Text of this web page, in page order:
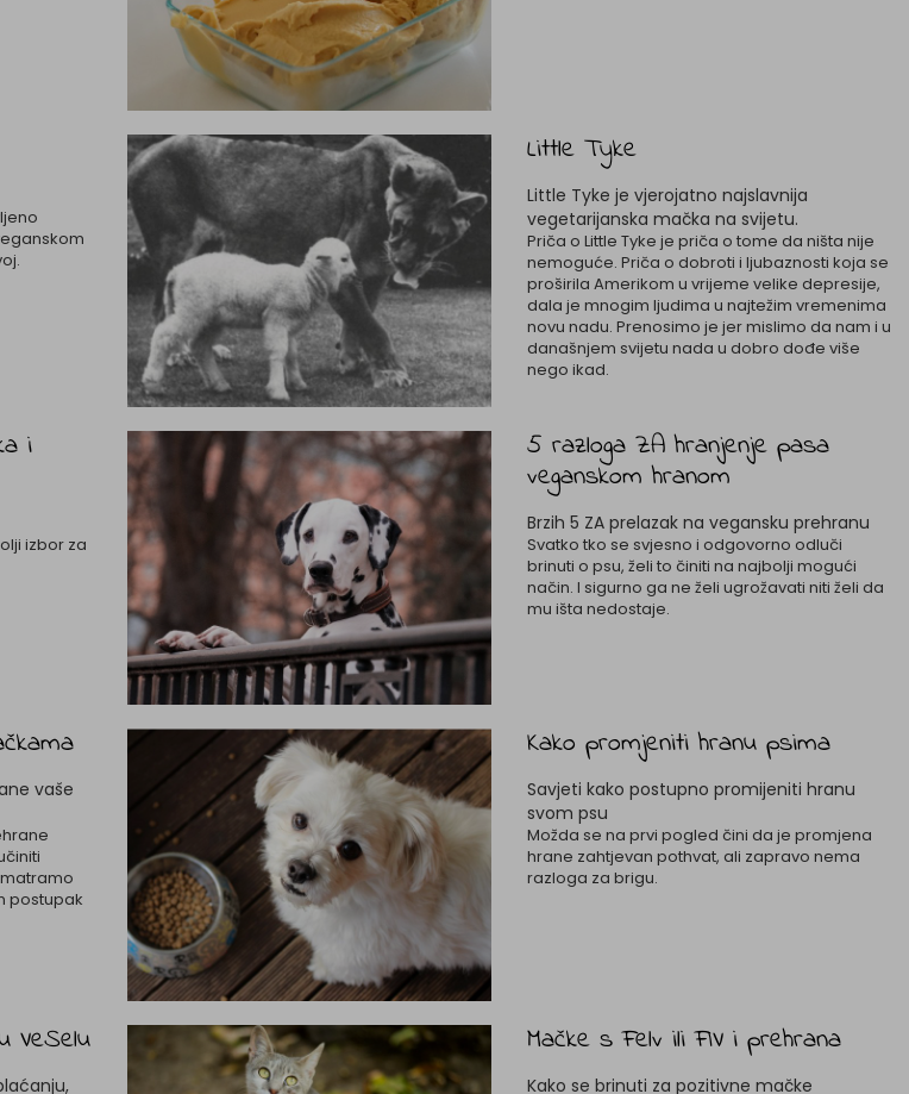
Little Tyke
Little Tyke je vjerojatno najslavnija
vegetarijanska mačka na svijetu.
Priča o Little Tyke je priča o tome da ništa nije
nemoguće. Priča o dobroti i ljubaznosti koja se
proširila Amerikom u vrijeme velike depresije,
dala je mnogim ljudima u najtežim vremenima
novu nadu. Prenosimo je jer mislimo da nam i u
današnjem svijetu nada u dobro dođe više
nego ikad.
i
izbor za
5 razloga ZA hranjenje pasa
veganskom hranom
Brzih 5 ZA prelazak na vegansku prehranu
Svatko tko se svjesno i odgovorno odluči
brinuti o psu, želi to činiti na najbolji mogući
način. I sigurno ga ne želi ugrožavati niti želi da
mu išta nedostaje.
vaše
postupak
Kako promjeniti hranu psima
Savjeti kako postupno promijeniti hranu
svom psu
Možda se na prvi pogled čini da je promjena
hrane zahtjevan pothvat, ali zapravo nema
razloga za brigu.
VeSelu Mačke s Felv ili FIV i prehrana
Kako se brinuti za pozitivne mačke